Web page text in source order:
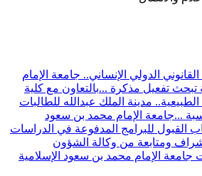
الدولي الإنساني.. جامعة الإمام
تبحث تفعيل مذكرة ...بالتعاون مع كلية
مدينة الملك عبدالله للطالبات
...جامعة الإمام محمد بن سعود
القبول للبرامج المدفوعة في الدراسات
ومتابعة من وكالة الشؤون
جامعة الإمام محمد بن سعود الإسلامية